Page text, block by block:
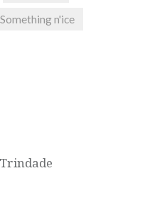
Something n'ice